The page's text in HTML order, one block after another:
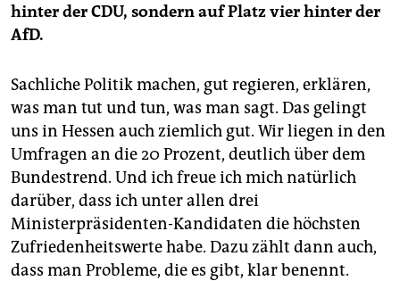
hinter der CDU, sondern auf Platz vier hinter der
AfD.
Sachliche Politik machen, gut regieren, erklären,
was man tut und tun, was man sagt. Das gelingt
uns in Hessen auch ziemlich gut. Wir liegen in den
Umfragen an die 20 Prozent, deutlich über dem
Bundestrend. Und ich freue ich mich natürlich
darüber, dass ich unter allen drei
Ministerpräsidenten-Kandidaten die höchsten
Zufriedenheitswerte habe. Dazu zählt dann auch,
dass man Probleme, die es gibt, klar benennt.